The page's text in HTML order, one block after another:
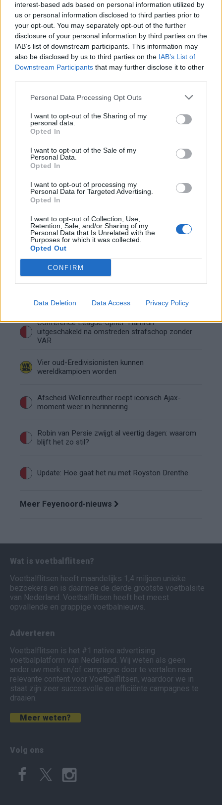
interest-based ads based on personal information utilized by
us or personal information disclosed to third parties prior to
your opt-out. You may separately opt-out of the further
disclosure of your personal information by third parties on the
IAB’s list of downstream participants. This information may
also be disclosed by us to third parties on the IAB’s List of
Downstream Participants that may further disclose it to other
Personal Data Processing Opt Outs
I want to opt-out of the Sharing of my
personal data.
Opted In
I want to opt-out of the Sale of my
Personal Data.
Opted In
I want to opt-out of processing my
Personal Data for Targeted Advertising.
Opted In
I want to opt-out of Collection, Use,
Retention, Sale, and/or Sharing of my
Personal Data that Is Unrelated with the
Purposes for which it was collected.
Opted Out
CONFIRM
Data Deletion Data Access Privacy Policy
Shaqueel van Persie ontkracht geruchten over
keuze voor Marokko
Brengt Sporting Portugal Feyenoord in de
problemen rond Hadj Moussa?
Van droomtransfer tot contractontbinding: het
'Hij is weer gewoon mijn vader': Shaqueel
openhartig over Robin van Persie
Lille geeft niet op na afwijzing: komt er nieuw
bod op Gjivai Zechiël?
Been blikt terug op historische afstraffing: "Die
schaamte voel ik nog altijd"
Calvin Stengs opnieuw vader: bijzonder nieuws in
onzekere transferzomer
Zoë Livay raakt draad kwijt tijdens open dag
Feyenoord na storing met autocue
tegenstanders
Conference League-ophef: Hamrun
uitgeschakeld na omstreden strafschop zonder
VAR
Vier oud-Eredivisionisten kunnen
wereldkampioen worden
Afscheid Wellenreuther roept iconisch Ajax-
moment weer in herinnering
Robin van Persie zwijgt al veertig dagen: waarom
blijft het zo stil?
Update: Hoe gaat het nu met Royston Drenthe
Meer Feyenoord-nieuws
Wat is voetbalflitsen?
Voetbalflitsen heeft maandelijks 1,4 miljoen unieke
bezoekers en is daarmee de derde grootste voetbalsite
van Nederland. Voetbalflitsen heeft het meest
opvallende en grappige voetbalnieuws.
Adverteren
Voetbalflitsen is het #1 native advertising
voetbalplatform van Nederland. Wij weten als geen
ander uw merk en/of campagne door te vertalen naar
relevante content voor Voetbalflitsen, waardoor we in
staat zijn zeer succesvolle en efficiënte campagnes te
draaien.
Meer weten?
Volg ons